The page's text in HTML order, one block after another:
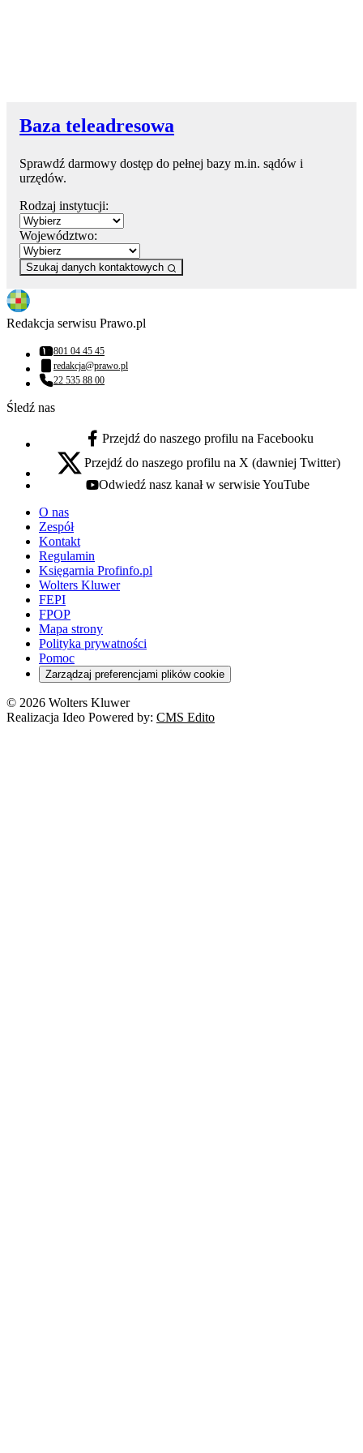
Baza teleadresowa
Sprawdź darmowy dostęp do pełnej bazy m.in. sądów i
urzędów.
Rodzaj instytucji:
Województwo:
Szukaj danych kontaktowych
Redakcja serwisu Prawo.pl
Numer telefonu:
801 04 45 45
Adres email:
redakcja@prawo.pl
Numer telefonu:
22 535 88 00
Śledź nas
facebook - otwiera się w nowej karcie
Przejdź do naszego profilu na Facebooku
x - otwiera się w nowej karcie
Przejdź do naszego profilu na X (dawniej Twitter)
youtube - otwiera się w nowej karcie
Odwiedź nasz kanał w serwisie YouTube
O nas
Zespół
Kontakt
Regulamin
Księgarnia Profinfo.pl
Wolters Kluwer
FEPI
FPOP
Mapa strony
Polityka prywatności
Pomoc
Zarządzaj preferencjami plików cookie
© 2026 Wolters Kluwer
Realizacja Ideo Powered by: CMS Edito